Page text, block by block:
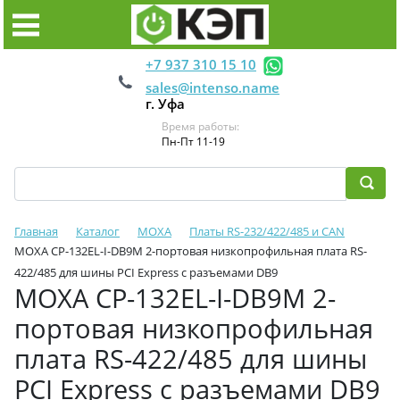
+7 937 310 15 10
sales@intenso.name
г. Уфа
Время работы:
Пн-Пт 11-19
Главная Каталог MOXA
Платы RS-232/422/485 и CAN
MOXA CP-132EL-I-DB9M 2-портовая низкопрофильная плата RS-
422/485 для шины PCI Express с разъемами DB9
MOXA CP-132EL-I-DB9M 2-
портовая низкопрофильная
плата RS-422/485 для шины
PCI Express с разъемами DB9